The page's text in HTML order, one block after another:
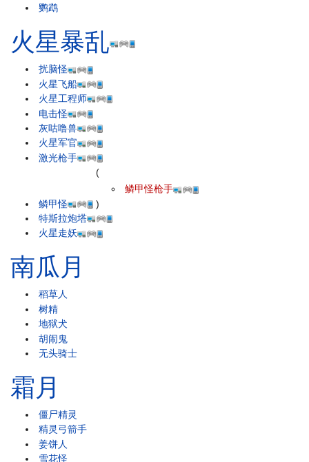
鹦鹉
火星暴乱
扰脑怪
火星飞船
火星工程师
电击怪
灰咕噜兽
火星军官
激光枪手
鳞甲怪
(
鳞甲怪枪手
)
特斯拉炮塔
火星走妖
南瓜月
稻草人
树精
地狱犬
胡闹鬼
无头骑士
霜月
僵尸精灵
精灵弓箭手
姜饼人
雪花怪